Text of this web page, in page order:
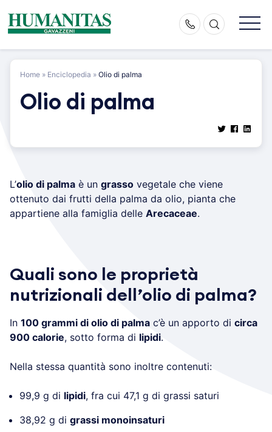
content
Home » Enciclopedia » Olio di palma
Olio di palma
L’olio di palma è un grasso vegetale che viene
ottenuto dai frutti della palma da olio, pianta che
appartiene alla famiglia delle Arecaceae.
Quali sono le proprietà
nutrizionali dell’olio di palma?
In 100 grammi di olio di palma c’è un apporto di circa
900 calorie, sotto forma di lipidi.
Nella stessa quantità sono inoltre contenuti:
99,9 g di lipidi, fra cui 47,1 g di grassi saturi
38,92 g di grassi monoinsaturi